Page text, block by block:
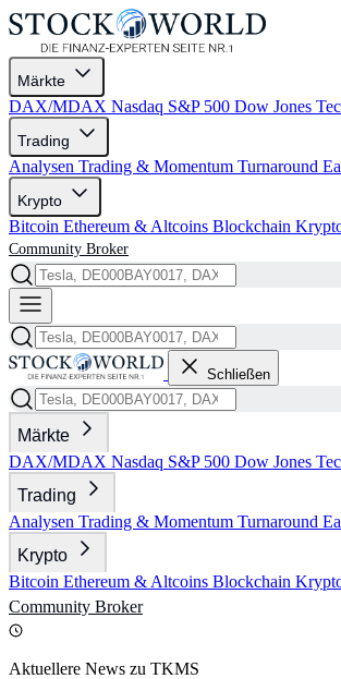
Märkte
DAX/MDAX Nasdaq S&P 500 Dow Jones
Trading
Analysen Trading & Momentum Turnaround
Krypto
Bitcoin Ethereum & Altcoins Blockchain
Community Broker
Schließen
Märkte
DAX/MDAX Nasdaq S&P 500 Dow Jones
Trading
Analysen Trading & Momentum Turnaround
Krypto
Bitcoin Ethereum & Altcoins Blockchain
Community Broker
Aktuellere News zu TKMS